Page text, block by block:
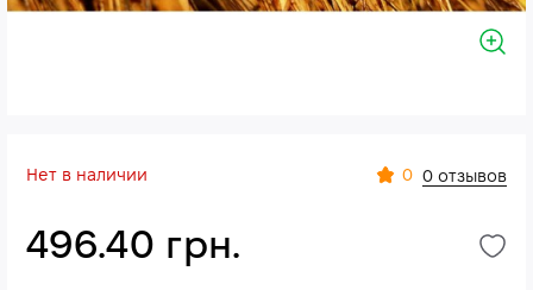
Нет в наличии 0 0 отзывов
496.40 грн.